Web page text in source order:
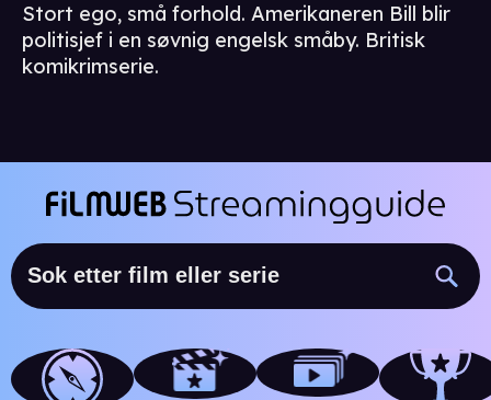
Stort ego, små forhold. Amerikaneren Bill blir
politisjef i en søvnig engelsk småby. Britisk
komikrimserie.